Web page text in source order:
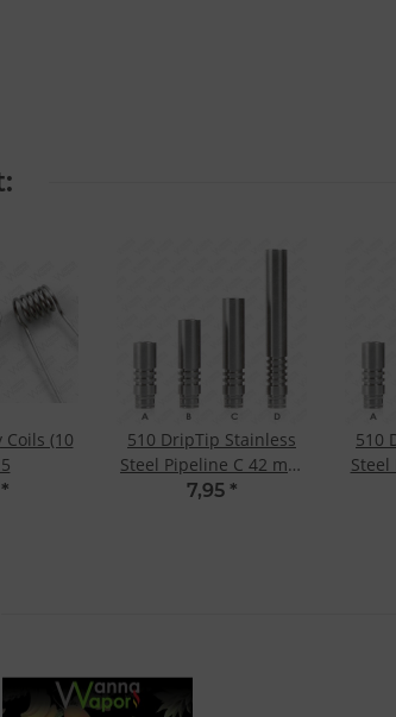
Coils (10
*
510 DripTip Stainless
Steel Pipeline C 42 mm
length
7,95 *
510
Steel